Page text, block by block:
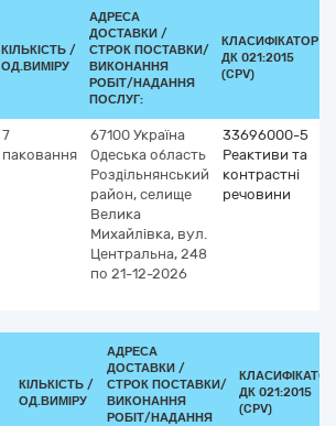
КІЛЬКІСТЬ /
ОД.ВИМІРУ
АДРЕСА
ДОСТАВКИ /
СТРОК ПОСТАВКИ/
ВИКОНАННЯ
РОБІТ/НАДАННЯ
ПОСЛУГ:
КЛАСИФІКАТОР
ДК 021:2015
(CPV)
7
паковання
67100 Україна
Одеська область
Роздільнянський
район, селище
Велика
Михайлівка, вул.
Центральна, 248
по 21-12-2026
33696000-5
Реактиви та
контрастні
речовини
КІЛЬКІСТЬ /
ОД.ВИМІРУ
АДРЕСА
ДОСТАВКИ /
СТРОК ПОСТАВКИ/
ВИКОНАННЯ
РОБІТ/НАДАННЯ
КЛАСИФІКАТОР
ДК 021:2015
(CPV)